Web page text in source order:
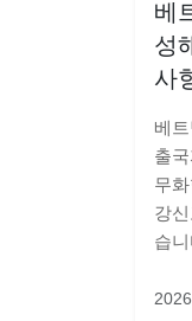
베
성
사
베
출
무
강
습